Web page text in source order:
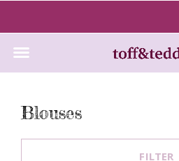
Blouses
FILTER